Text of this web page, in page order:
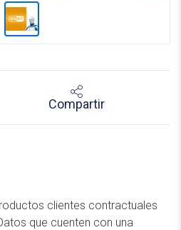
Compartir
clientes contractuales
que cuenten con una